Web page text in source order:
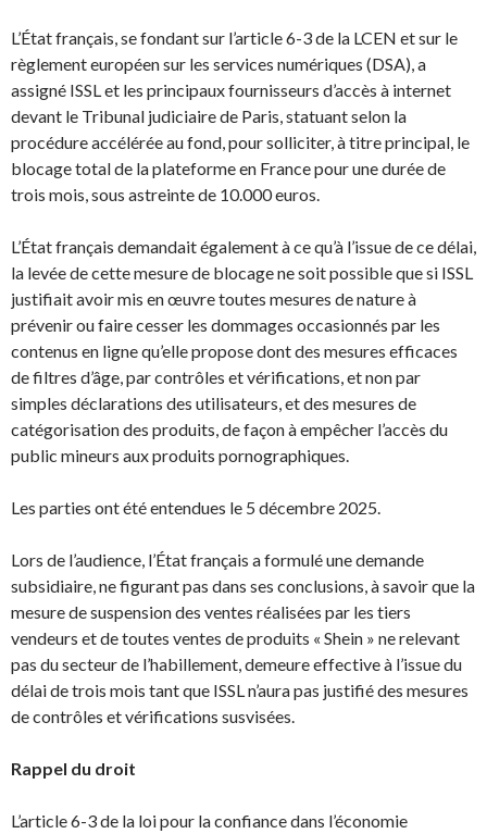
L’État français, se fondant sur l’article 6-3 de la LCEN et sur le
règlement européen sur les services numériques (DSA), a
assigné ISSL et les principaux fournisseurs d’accès à internet
devant le Tribunal judiciaire de Paris, statuant selon la
procédure accélérée au fond, pour solliciter, à titre principal, le
blocage total de la plateforme en France pour une durée de
trois mois, sous astreinte de 10.000 euros.
L’État français demandait également à ce qu’à l’issue de ce délai,
la levée de cette mesure de blocage ne soit possible que si ISSL
justifiait avoir mis en œuvre toutes mesures de nature à
prévenir ou faire cesser les dommages occasionnés par les
contenus en ligne qu’elle propose dont des mesures efficaces
de filtres d’âge, par contrôles et vérifications, et non par
simples déclarations des utilisateurs, et des mesures de
catégorisation des produits, de façon à empêcher l’accès du
public mineurs aux produits pornographiques.
Les parties ont été entendues le 5 décembre 2025.
Lors de l’audience, l’État français a formulé une demande
subsidiaire, ne figurant pas dans ses conclusions, à savoir que la
mesure de suspension des ventes réalisées par les tiers
vendeurs et de toutes ventes de produits « Shein » ne relevant
pas du secteur de l’habillement, demeure effective à l’issue du
délai de trois mois tant que ISSL n’aura pas justifié des mesures
de contrôles et vérifications susvisées.
Rappel du droit
L’article 6-3 de la loi pour la confiance dans l’économie